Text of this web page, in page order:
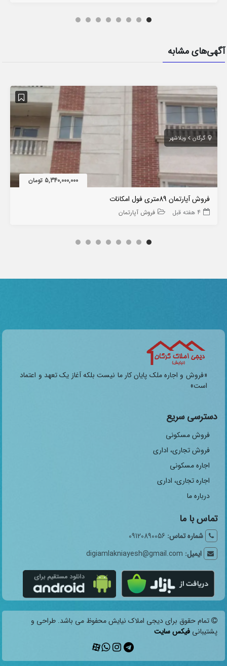
آگهی‌های مشابه
گرگان ویلاشهر
5,340,000,000 تومان
فروش آپارتمان 89متری فول امکانات
4 هفته قبل فروش آپارتمان
«فروش و اجاره ملک پایان کار ما نیست بلکه آغاز یک تعهد و اعتماد
است»
دسترسی سریع
فروش مسکونی
فروش تجاری، اداری
اجاره مسکونی
اجاره تجاری، اداری
درباره ما
تماس با ما
شماره تماس: 09120890056
ایمیل: digiamlakniayesh@gmail.com
تمام حقوق برای دیجی املاک نیایش محفوظ می باشد. طراحی و
پشتیبانی فیکس سایت